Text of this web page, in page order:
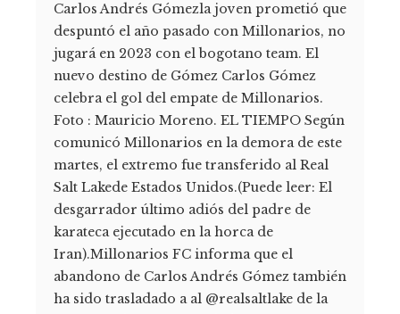
Carlos Andrés Gómezla joven prometió que
despuntó el año pasado con Millonarios, no
jugará en 2023 con el bogotano team. El
nuevo destino de Gómez Carlos Gómez
celebra el gol del empate de Millonarios.
Foto : Mauricio Moreno. EL TIEMPO Según
comunicó Millonarios en la demora de este
martes, el extremo fue transferido al Real
Salt Lakede Estados Unidos.(Puede leer: El
desgarrador último adiós del padre de
karateca ejecutado en la horca de
Iran).Millonarios FC informa que el
abandono de Carlos Andrés Gómez también
ha sido trasladado a al @realsaltlake de la